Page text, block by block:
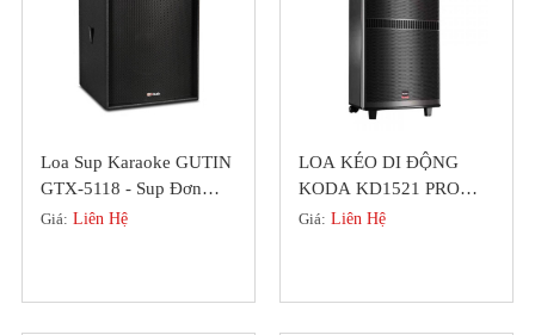
Loa Sup Karaoke GUTIN
GTX-5118 - Sup Đơn
Bass 50 Chính Hãng Đức
Giá: Liên Hệ
LOA KÉO DI ĐỘNG
KODA KD1521 PRO
BASS 40 CÔNG SUẤT
Giá: Liên Hệ